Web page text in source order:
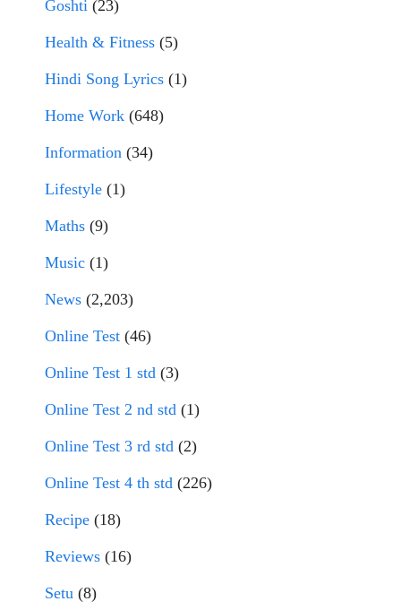
Goshti (23)
Health & Fitness (5)
Hindi Song Lyrics (1)
Home Work (648)
Information (34)
Lifestyle (1)
Maths (9)
Music (1)
News (2,203)
Online Test (46)
Online Test 1 std (3)
Online Test 2 nd std (1)
Online Test 3 rd std (2)
Online Test 4 th std (226)
Recipe (18)
Reviews (16)
Setu (8)